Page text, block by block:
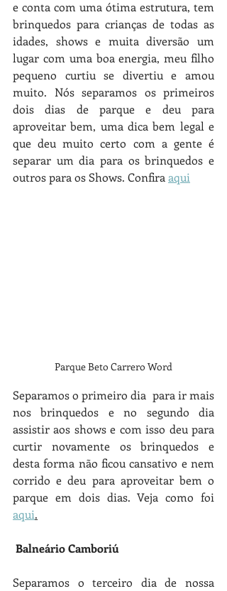
e conta com uma ótima estrutura, tem
brinquedos para crianças de todas as
idades, shows e muita diversão um
lugar com uma boa energia, meu filho
pequeno curtiu se divertiu e amou
muito. Nós separamos os primeiros
dois dias de parque e deu para
aproveitar bem, uma dica bem legal e
que deu muito certo com a gente é
separar um dia para os brinquedos e
outros para os Shows. Confira aqui
Parque Beto Carrero Word
Separamos o primeiro dia  para ir mais
nos brinquedos e no segundo dia
assistir aos shows e com isso deu para
curtir novamente os brinquedos e
desta forma não ficou cansativo e nem
corrido e deu para aproveitar bem o
aqui.
Balneário Camboriú
Separamos o terceiro dia de nossa